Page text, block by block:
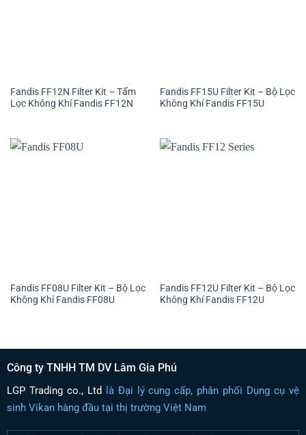
Fandis FF12N Filter Kit – Tấm
Lọc Không Khí Fandis FF12N
Fandis FF15U Filter Kit – Bộ Lọc
Không Khí Fandis FF15U
Fandis FF08U Filter Kit – Bộ Lọc
Không Khí Fandis FF08U
Fandis FF12U Filter Kit – Bộ Lọc
Không Khí Fandis FF12U
Công ty TNHH TM DV Lâm Gia Phú
LGP Trading co., Ltd là Đại lý cung cấp, phân phối Dụng cụ vệ
sinh Vikan hàng đầu tại thị trường Việt Nam